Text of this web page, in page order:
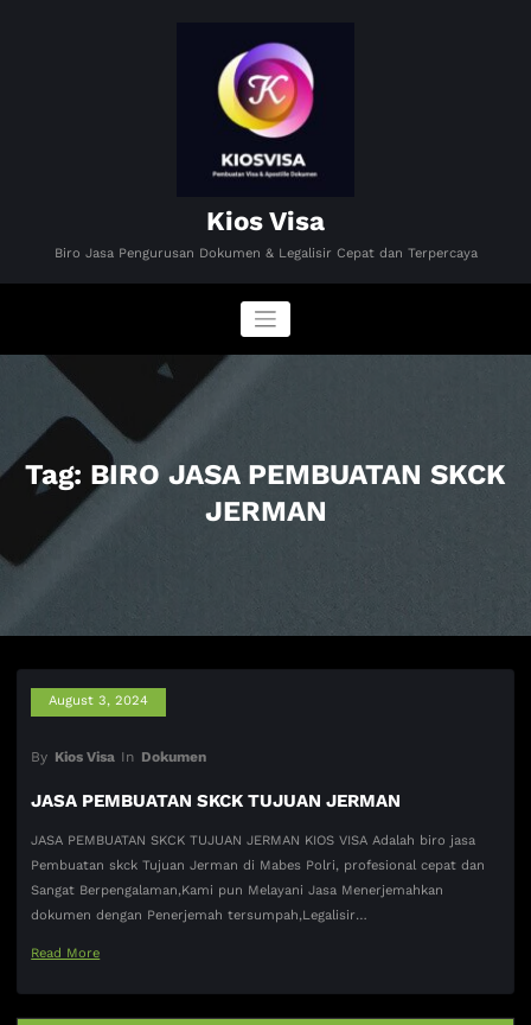
Kios Visa
Biro Jasa Pengurusan Dokumen & Legalisir Cepat dan Terpercaya
Tag: BIRO JASA PEMBUATAN SKCK
JERMAN
August 3, 2024
By Kios Visa In Dokumen
JASA PEMBUATAN SKCK TUJUAN JERMAN
JASA PEMBUATAN SKCK TUJUAN JERMAN KIOS VISA Adalah biro jasa
Pembuatan skck Tujuan Jerman di Mabes Polri, profesional cepat dan
Sangat Berpengalaman,Kami pun Melayani Jasa Menerjemahkan
dokumen dengan Penerjemah tersumpah,Legalisir…
Read More